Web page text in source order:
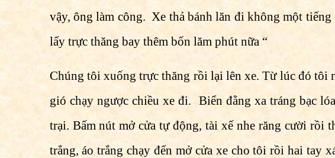
vậy, ông làm công. Xe thả bánh lăn đi không một
lấy trực thăng bay thêm bốn lăm phút nữa “
Chúng tôi xuống trực thăng rồi lại lên xe. Từ lúc đó
gió chạy ngược chiều xe đi. Biển đằng xa tráng bạc
trại. Bấm nút mở cửa tự động, tài xế nhe răng cười rồi
trắng, áo trắng chạy đến mở cửa xe cho tôi rồi hai tay